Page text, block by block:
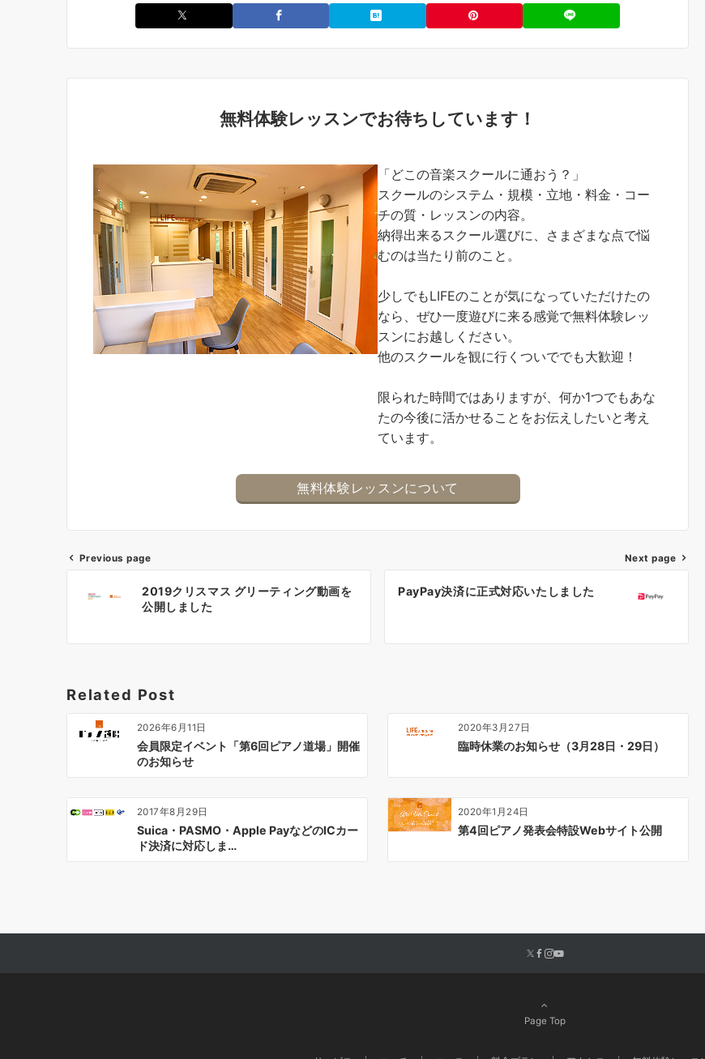
無料体験レッスンでお待ちしています！
「どこの音楽スクールに通おう？」
スクールのシステム・規模・立地・料金・コー
チの質・レッスンの内容。
納得出来るスクール選びに、さまざまな点で悩
むのは当たり前のこと。
少しでもLIFEのことが気になっていただけたの
なら、ぜひ一度遊びに来る感覚で無料体験レッ
スンにお越しください。
他のスクールを観に行くついででも大歓迎！
限られた時間ではありますが、何か1つでもあな
たの今後に活かせることをお伝えしたいと考え
ています。
無料体験レッスンについて
navigation
Previous page
2019クリスマス グリーティング動画を
公開しました
Next page
PayPay決済に正式対応いたしました
Related Post
2026年6月11日
会員限定イベント「第6回ピアノ道場」開催
のお知らせ
2020年3月27日
臨時休業のお知らせ（3月28日・29日）
2017年8月29日
Suica・PASMO・Apple PayなどのICカー
ド決済に対応しま…
2020年1月24日
第4回ピアノ発表会特設Webサイト公開
Page Top